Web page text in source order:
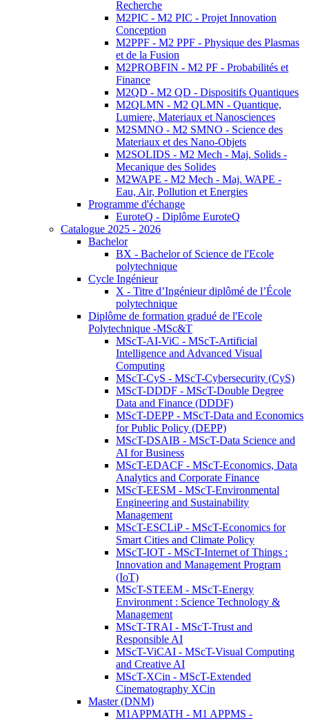
Recherche
M2PIC - M2 PIC - Projet Innovation
Conception
M2PPF - M2 PPF - Physique des Plasmas
et de la Fusion
M2PROBFIN - M2 PF - Probabilités et
Finance
M2QD - M2 QD - Dispositifs Quantiques
M2QLMN - M2 QLMN - Quantique,
Lumiere, Materiaux et Nanosciences
M2SMNO - M2 SMNO - Science des
Materiaux et des Nano-Objets
M2SOLIDS - M2 Mech - Maj. Solids -
Mecanique des Solides
M2WAPE - M2 Mech - Maj. WAPE -
Eau, Air, Pollution et Energies
Programme d'échange
EuroteQ - Diplôme EuroteQ
Catalogue 2025 - 2026
Bachelor
BX - Bachelor of Science de l'Ecole
polytechnique
Cycle Ingénieur
X - Titre d’Ingénieur diplômé de l’École
polytechnique
Diplôme de formation gradué de l'Ecole
Polytechnique -MSc&T
MScT-AI-ViC - MScT-Artificial
Intelligence and Advanced Visual
Computing
MScT-CyS - MScT-Cybersecurity (CyS)
MScT-DDDF - MScT-Double Degree
Data and Finance (DDDF)
MScT-DEPP - MScT-Data and Economics
for Public Policy (DEPP)
MScT-DSAIB - MScT-Data Science and
AI for Business
MScT-EDACF - MScT-Economics, Data
Analytics and Corporate Finance
MScT-EESM - MScT-Environmental
Engineering and Sustainability
Management
MScT-ESCLiP - MScT-Economics for
Smart Cities and Climate Policy
MScT-IOT - MScT-Internet of Things :
Innovation and Management Program
(IoT)
MScT-STEEM - MScT-Energy
Environment : Science Technology &
Management
MScT-TRAI - MScT-Trust and
Responsible AI
MScT-ViCAI - MScT-Visual Computing
and Creative AI
MScT-XCin - MScT-Extended
Cinematography XCin
Master (DNM)
M1APPMATH - M1 APPMS -